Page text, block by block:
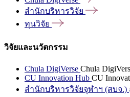
สำนักบริหารวิจัย
ทุนวิจัย
วิจัยและนวัตกรรม
Chula DigiVerse Chula
CU Innovation Hub CU
สำนักบริหารวิจัยจุฬาฯ (สบจ.)